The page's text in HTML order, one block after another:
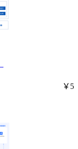
￥5